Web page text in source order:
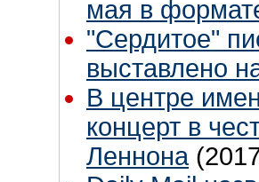
мая в
"Сердитое"
выставлено
В центре
концерт в
Леннона